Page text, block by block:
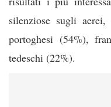
silenziose sugli
portoghesi (54%),
tedeschi (22%).